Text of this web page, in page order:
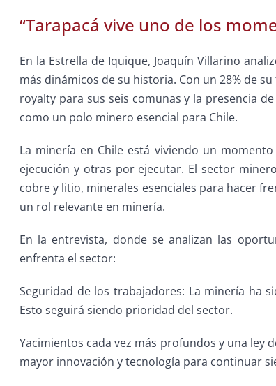
“Tarapacá vive uno de los
En la Estrella de Iquique, Joaquín Villarino
más dinámicos de su historia. Con un 28% de
royalty para sus seis comunas y la presencia
como un polo minero esencial para Chile.
La minería en Chile está viviendo un
ejecución y otras por ejecutar. El sector
cobre y litio, minerales esenciales para hacer
un rol relevante en minería.
En la entrevista, donde se analizan las
enfrenta el sector:
Seguridad de los trabajadores: La minería ha
Esto seguirá siendo prioridad del sector.
Yacimientos cada vez más profundos y una
mayor innovación y tecnología para continuar